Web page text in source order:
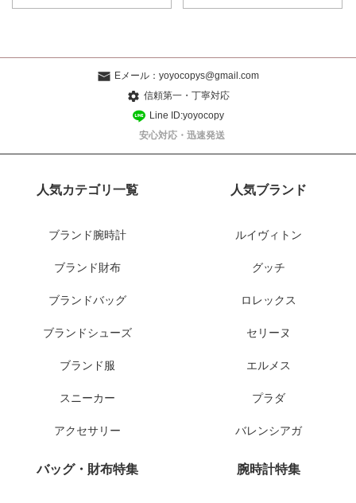
Eメール： yoyocopys@gmail.com
信頼第一・丁寧対応
Line ID:yoyocopy
安心対応・迅速発送
人気カテゴリ一覧
ブランド腕時計
ブランド財布
ブランドバッグ
ブランドシューズ
ブランド服
スニーカー
アクセサリー
人気ブランド
ルイヴィトン
グッチ
ロレックス
セリーヌ
エルメス
プラダ
バレンシアガ
バッグ・財布特集 腕時計特集